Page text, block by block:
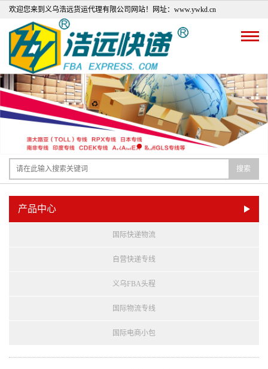
欢迎您来到义乌浩远货运代理有限公司网站！网址：www.ywkd.cn
搜索
产品中心
国际快递物流
自营快递专线
义乌FBA头程
国际物流专线
国际电商小包